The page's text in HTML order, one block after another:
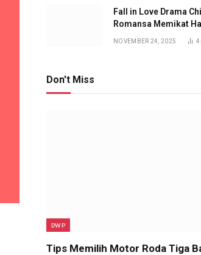
Fall in Love Drama
Romansa Memikat
NOVEMBER 24, 2025
Don't Miss
DWP
Tips Memilih Motor Roda Tiga